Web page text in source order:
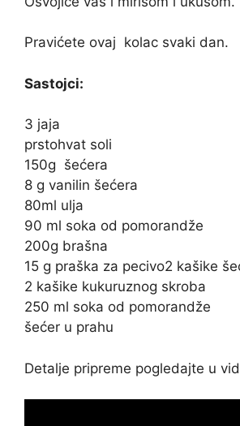
Pravićete ovaj kolac svaki dan.
Sastojci:
3 jaja
prstohvat soli
150g šećera
8 g vanilin šećera
80ml ulja
90 ml soka od pomorandže
200g brašna
15 g praška za pecivo2 kašike
2 kašike kukuruznog skroba
250 ml soka od pomorandže
šećer u prahu
Detalje pripreme pogledajte u